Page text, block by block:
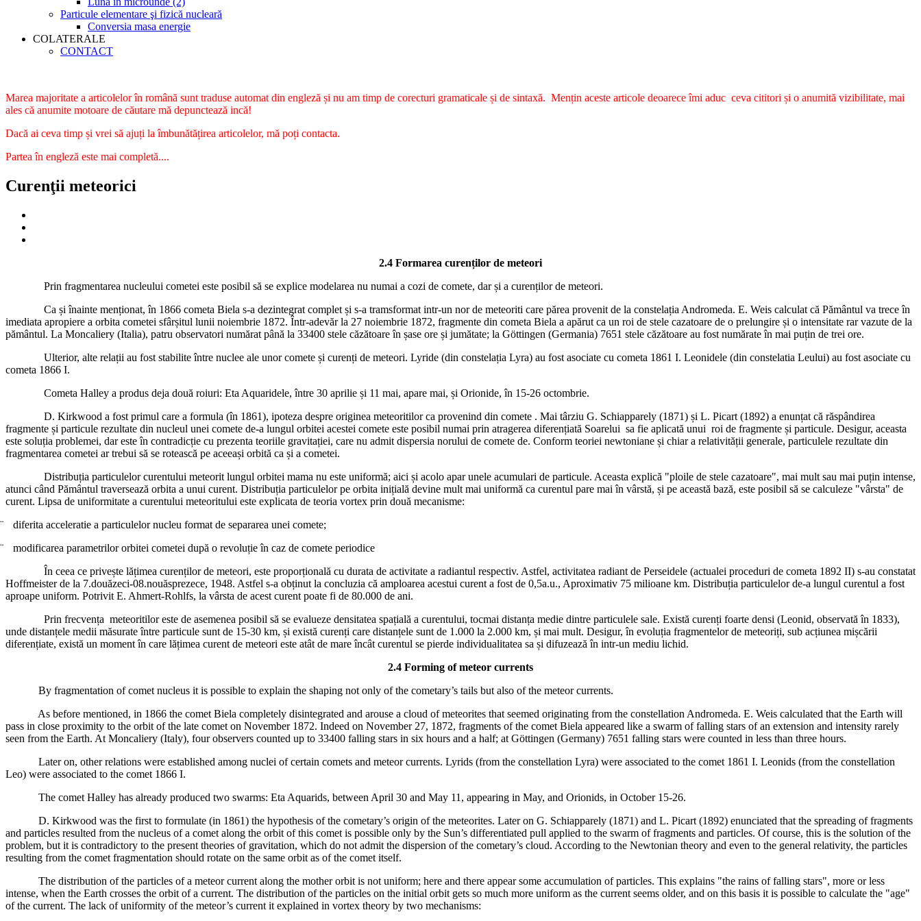
Particule elementare şi fizică nucleară
Conversia masa energie
COLATERALE
CONTACT
Marea majoritate a articolelor în română sunt traduse automat din engleză și nu am timp de corecturi gramaticale și de sintaxă. Mențin aceste articole deoarece îmi aduc ceva cititori și o anumită vizibilitate, mai
ales că anumite motoare de căutare mă depunctează incă!
Dacă ai ceva timp și vrei să ajuți la îmbunătățirea articolelor, mă poți contacta.
Partea în engleză este mai completă....
Curenţii meteorici
2.4 Formarea curenților de meteori
Prin fragmentarea nucleului cometei este posibil să se explice modelarea nu numai a cozi de comete, dar și a curenților de meteori.
Ca și înainte menționat, în 1866 cometa Biela s-a dezintegrat complet și s-a tramsformat intr-un nor de meteoriti care părea provenit de la constelația Andromeda. E. Weis calculat că Pământul va trece în
imediata apropiere a orbita cometei sfârșitul lunii noiembrie 1872. Într-adevăr la 27 noiembrie 1872, fragmente din cometa Biela a apărut ca un roi de stele cazatoare de o prelungire și o intensitate rar vazute de la
pământul. La Moncaliery (Italia), patru observatori numărat până la 33400 stele căzătoare în șase ore și jumătate; la Göttingen (Germania) 7651 stele căzătoare au fost numărate în mai puțin de trei ore.
Ulterior, alte relații au fost stabilite între nuclee ale unor comete și curenți de meteori. Lyride (din constelația Lyra) au fost asociate cu cometa 1861 I. Leonidele (din constelatia Leului) au fost asociate cu
cometa 1866 I.
Cometa Halley a produs deja două roiuri: Eta Aquaridele, între 30 aprilie și 11 mai, apare mai, și Orionide, în 15-26 octombrie.
D. Kirkwood a fost primul care a formula (în 1861), ipoteza despre originea meteoritilor ca provenind din comete . Mai târziu G. Schiapparely (1871) și L. Picart (1892) a enunțat că răspândirea
fragmente și particule rezultate din nucleul unei comete de-a lungul orbitei acestei comete este posibil numai prin atragerea diferențiată Soarelui sa fie aplicată unui roi de fragmente și particule. Desigur, aceasta
este soluția problemei, dar este în contradicție cu prezenta teoriile gravitației, care nu admit dispersia norului de comete de. Conform teoriei newtoniane și chiar a relativității generale, particulele rezultate din
fragmentarea cometei ar trebui să se rotească pe aceeași orbită ca și a cometei.
Distribuția particulelor curentului meteorit lungul orbitei mama nu este uniformă; aici și acolo apar unele acumulari de particule. Aceasta explică "ploile de stele cazatoare", mai mult sau mai puțin intense,
atunci când Pământul traversează orbita a unui curent. Distribuția particulelor pe orbita inițială devine mult mai uniformă ca curentul pare mai în vârstă, și pe această bază, este posibil să se calculeze "vârsta" de
curent. Lipsa de uniformitate a curentului meteoritului este explicata de teoria vortex prin două mecanisme:
¨
diferita acceleratie a particulelor nucleu format de separarea unei comete;
¨
modificarea parametrilor orbitei cometei după o revoluție în caz de comete periodice
În ceea ce privește lățimea curenților de meteori, este proporțională cu durata de activitate a radiantul respectiv. Astfel, activitatea radiant de Perseidele (actualei proceduri de cometa 1892 II) s-au constatat
Hoffmeister de la 7.douăzeci-08.nouăsprezece, 1948. Astfel s-a obținut la concluzia că amploarea acestui curent a fost de 0,5a.u., Aproximativ 75 milioane km. Distribuția particulelor de-a lungul curentul a fost
aproape uniform. Potrivit E. Ahmert-Rohlfs, la vârsta de acest curent poate fi de 80.000 de ani.
Prin frecvența meteoritilor este de asemenea posibil să se evalueze densitatea spațială a curentului, tocmai distanța medie dintre particulele sale. Există curenți foarte densi (Leonid, observată în 1833),
unde distanțele medii măsurate între particule sunt de 15-30 km, și există curenți care distanțele sunt de 1.000 la 2.000 km, și mai mult. Desigur, în evoluția fragmentelor de meteoriți, sub acțiunea mișcării
diferențiate, există un moment în care lățimea curent de meteori este atât de mare încât curentul se pierde individualitatea sa și difuzează în intr-un mediu lichid.
2.4 Forming of meteor currents
By fragmentation of comet nucleus it is possible to explain the shaping not only of the cometary’s tails but also of the meteor currents.
As before mentioned, in 1866 the comet Biela completely disintegrated and arouse a cloud of meteorites that seemed originating from the constellation Andromeda. E. Weis calculated that the Earth will
pass in close proximity to the orbit of the late comet on November 1872. Indeed on November 27, 1872, fragments of the comet Biela appeared like a swarm of falling stars of an extension and intensity rarely
seen from the Earth. At Moncaliery (Italy), four observers counted up to 33400 falling stars in six hours and a half; at Göttingen (Germany) 7651 falling stars were counted in less than three hours.
Later on, other relations were established among nuclei of certain comets and meteor currents. Lyrids (from the constellation Lyra) were associated to the comet 1861 I. Leonids (from the constellation
Leo) were associated to the comet 1866 I.
The comet Halley has already produced two swarms: Eta Aquarids, between April 30 and May 11, appearing in May, and Orionids, in October 15-26.
D. Kirkwood was the first to formulate (in 1861) the hypothesis of the cometary’s origin of the meteorites. Later on G. Schiapparely (1871) and L. Picart (1892) enunciated that the spreading of fragments
and particles resulted from the nucleus of a comet along the orbit of this comet is possible only by the Sun’s differentiated pull applied to the swarm of fragments and particles. Of course, this is the solution of the
problem, but it is contradictory to the present theories of gravitation, which do not admit the dispersion of the cometary’s cloud. According to the Newtonian theory and even to the general relativity, the particles
resulting from the comet fragmentation should rotate on the same orbit as of the comet itself.
The distribution of the particles of a meteor current along the mother orbit is not uniform; here and there appear some accumulation of particles. This explains "the rains of falling stars", more or less
intense, when the Earth crosses the orbit of a current. The distribution of the particles on the initial orbit gets so much more uniform as the current seems older, and on this basis it is possible to calculate the "age"
of the current. The lack of uniformity of the meteor’s current it explained in vortex theory by two mechanisms: